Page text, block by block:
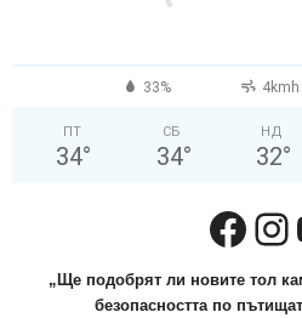
33% 4kmh
ПТ
34°
СБ
34°
НД
32°
„Ще подобрят ли новите тол
безопасността по